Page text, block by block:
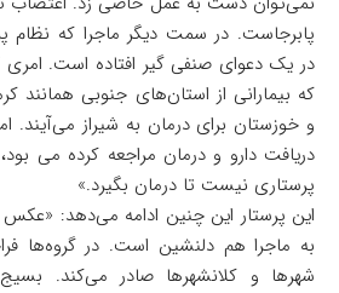
پابرجاست. در سمت دیگر ماجرا که نظام
در یک دعوای صنفی گیر افتاده است.
که بیمارانی از استان‌های جنوبی همانند
و خوزستان برای درمان به شیراز می‌آیند.
دریافت دارو و درمان مراجعه کرده می
پرستاری نیست تا درمان بگیرد.»
این پرستار این چنین ادامه می‌دهد: «عکس
به ماجرا هم دلنشین است. در گروه‌ها
شهر‌ها و کلانشهر‌ها صادر می‌کند.